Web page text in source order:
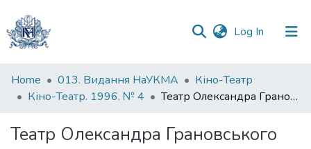
Log In (current)
Communities
&
All of DSpace
Home 013. Видання НаУКМА
Кіно-Театр
Кіно-Театр. 1996. № 4
Театр Олександра Грановського
Театр Олександра Грановського